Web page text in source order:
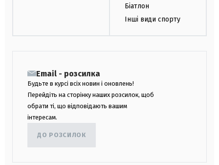
Біатлон
Інші види спорту
Email - розсилка
Будьте в курсі всіх новин і оновлень!
Перейдіть на сторінку наших розсилок, щоб
обрати ті, що відповідають вашим
інтересам.
ДО РОЗСИЛОК